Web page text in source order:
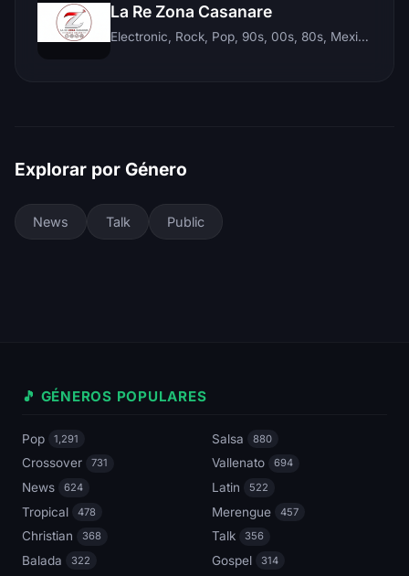
La Re Zona Casanare
Electronic, Rock, Pop, 90s, 00s, 80s, Mexican, Ranchera, Reggaeton, Instrumental, Salsa, Merengue, Tropical, Romantic, Vallenato, Llanera
Explorar por Género
News Talk Public
🎵 GÉNEROS POPULARES
Pop 1,291 Salsa 880
Crossover 731 Vallenato 694
News 624 Latin 522
Tropical 478 Merengue 457
Christian 368 Talk 356
Balada 322 Gospel 314